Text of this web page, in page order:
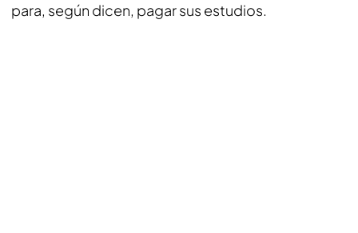
para, según dicen, pagar sus estudios.